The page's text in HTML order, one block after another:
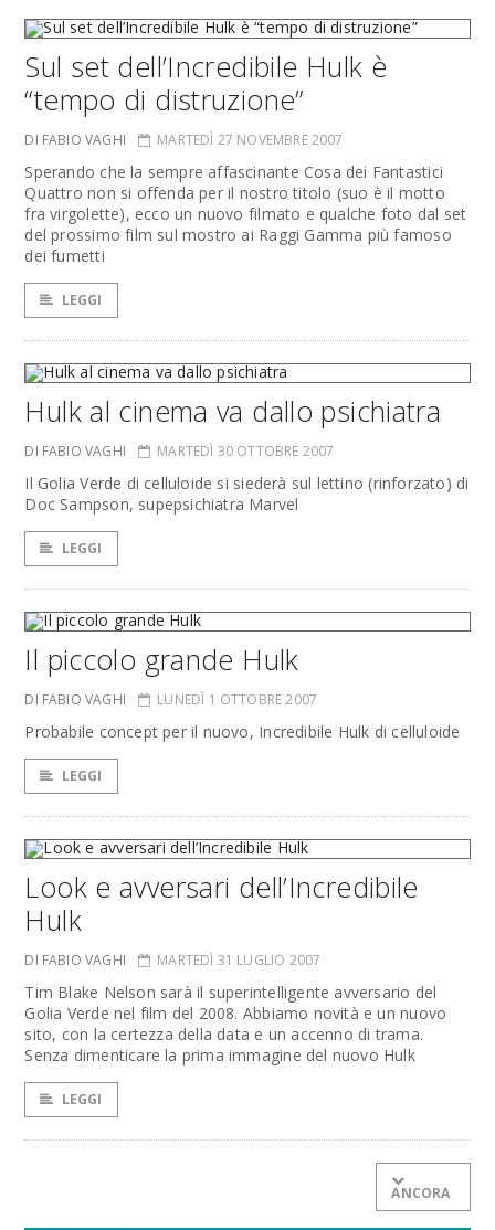
Sul set dell’Incredibile Hulk è
“tempo di distruzione”
DI FABIO VAGHI MARTEDÌ 27 NOVEMBRE 2007
Sperando che la sempre affascinante Cosa dei Fantastici
Quattro non si offenda per il nostro titolo (suo è il motto
fra virgolette), ecco un nuovo filmato e qualche foto dal set
del prossimo film sul mostro ai Raggi Gamma più famoso
dei fumetti
LEGGI
Hulk al cinema va dallo psichiatra
DI FABIO VAGHI MARTEDÌ 30 OTTOBRE 2007
Il Golia Verde di celluloide si siederà sul lettino (rinforzato) di
Doc Sampson, supepsichiatra Marvel
LEGGI
Il piccolo grande Hulk
DI FABIO VAGHI LUNEDÌ 1 OTTOBRE 2007
Probabile concept per il nuovo, Incredibile Hulk di celluloide
LEGGI
Look e avversari dell’Incredibile
Hulk
DI FABIO VAGHI MARTEDÌ 31 LUGLIO 2007
Tim Blake Nelson sarà il superintelligente avversario del
Golia Verde nel film del 2008. Abbiamo novità e un nuovo
sito, con la certezza della data e un accenno di trama.
Senza dimenticare la prima immagine del nuovo Hulk
LEGGI
ANCORA